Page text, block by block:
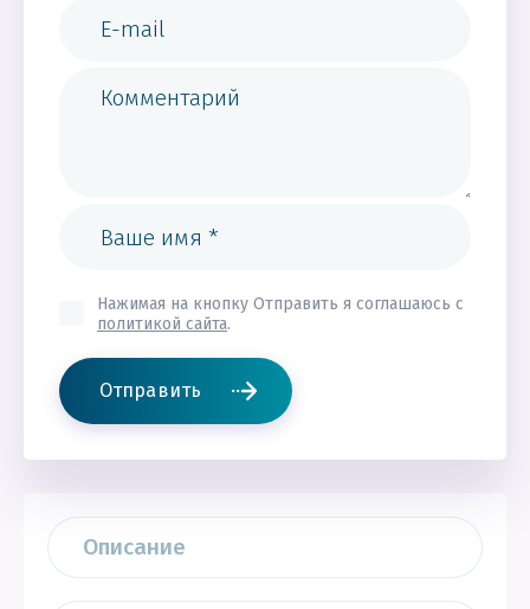
Нажимая на кнопку Отправить я соглашаюсь с
политикой сайта.
Отправить
Описание